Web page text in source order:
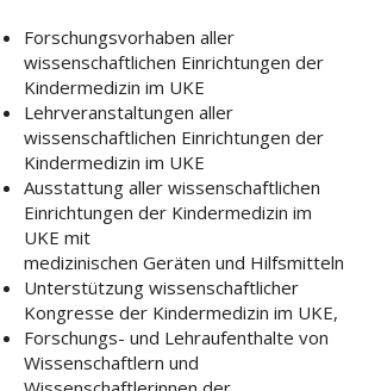
Forschungsvorhaben aller
wissenschaftlichen Einrichtungen der
Kindermedizin im UKE
Lehrveranstaltungen aller
wissenschaftlichen Einrichtungen der
Kindermedizin im UKE
Ausstattung aller wissenschaftlichen
Einrichtungen der Kindermedizin im
UKE mit
medizinischen Geräten und Hilfsmitteln
Unterstützung wissenschaftlicher
Kongresse der Kindermedizin im UKE,
Forschungs- und Lehraufenthalte von
Wissenschaftlern und